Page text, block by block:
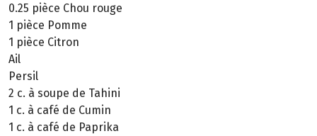
0.25 pièce Chou rouge
1 pièce Pomme
1 pièce Citron
Ail
Persil
2 c. à soupe de Tahini
1 c. à café de Cumin
1 c. à café de Paprika